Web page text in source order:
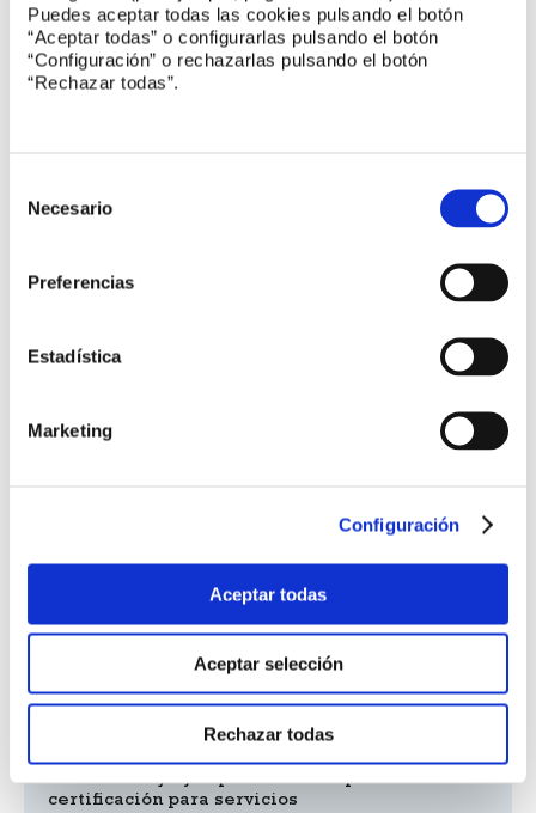
Puedes aceptar todas las cookies pulsando el botón
“Aceptar todas” o configurarlas pulsando el botón
“Configuración” o rechazarlas pulsando el botón
“Rechazar todas”.
Necesario
Preferencias
Estadística
Marketing
Configuración
Aceptar todas
Aceptar selección
Rechazar todas
CTN 111/GT 1 Aparatos y dispositivos médicos y
quirúrgicos. Sistemas cerrados
ISO/TC 54 Aceites esenciales
CTN 320 Ciberseguridad y protección de datos
Sistemas de gestión
de la sostenibilidad siderúrgica
las organizaciones
UNE -EN ISO/IEC TR 17028 IN
Directrices y ejemplos de un esquema de
certificación para servicios